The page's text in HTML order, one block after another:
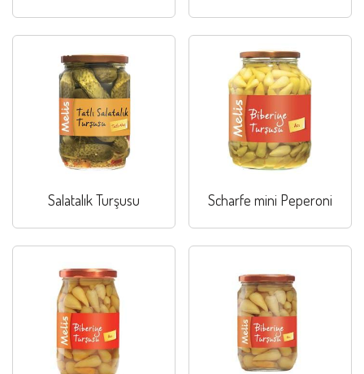
Salatalık Turşusu Scharfe mini Peperoni